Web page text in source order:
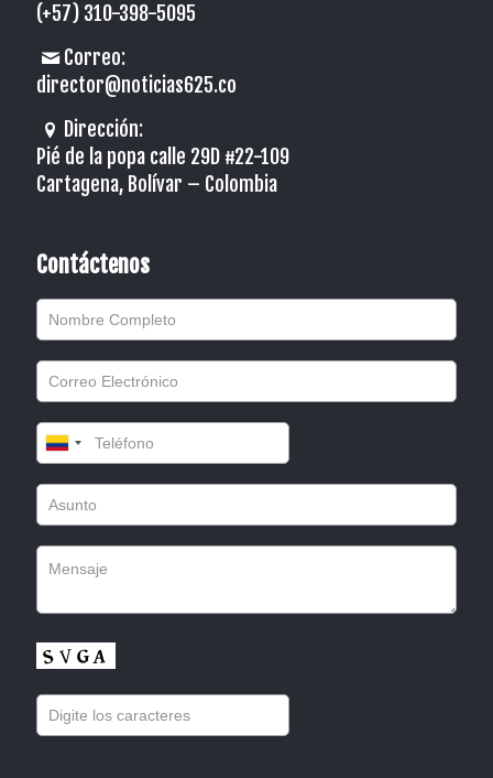
(+57) 310-398-5095
Correo:
director@noticias625.co
Dirección:
Pié de la popa calle 29D #22-109
Cartagena, Bolívar – Colombia
Contáctenos